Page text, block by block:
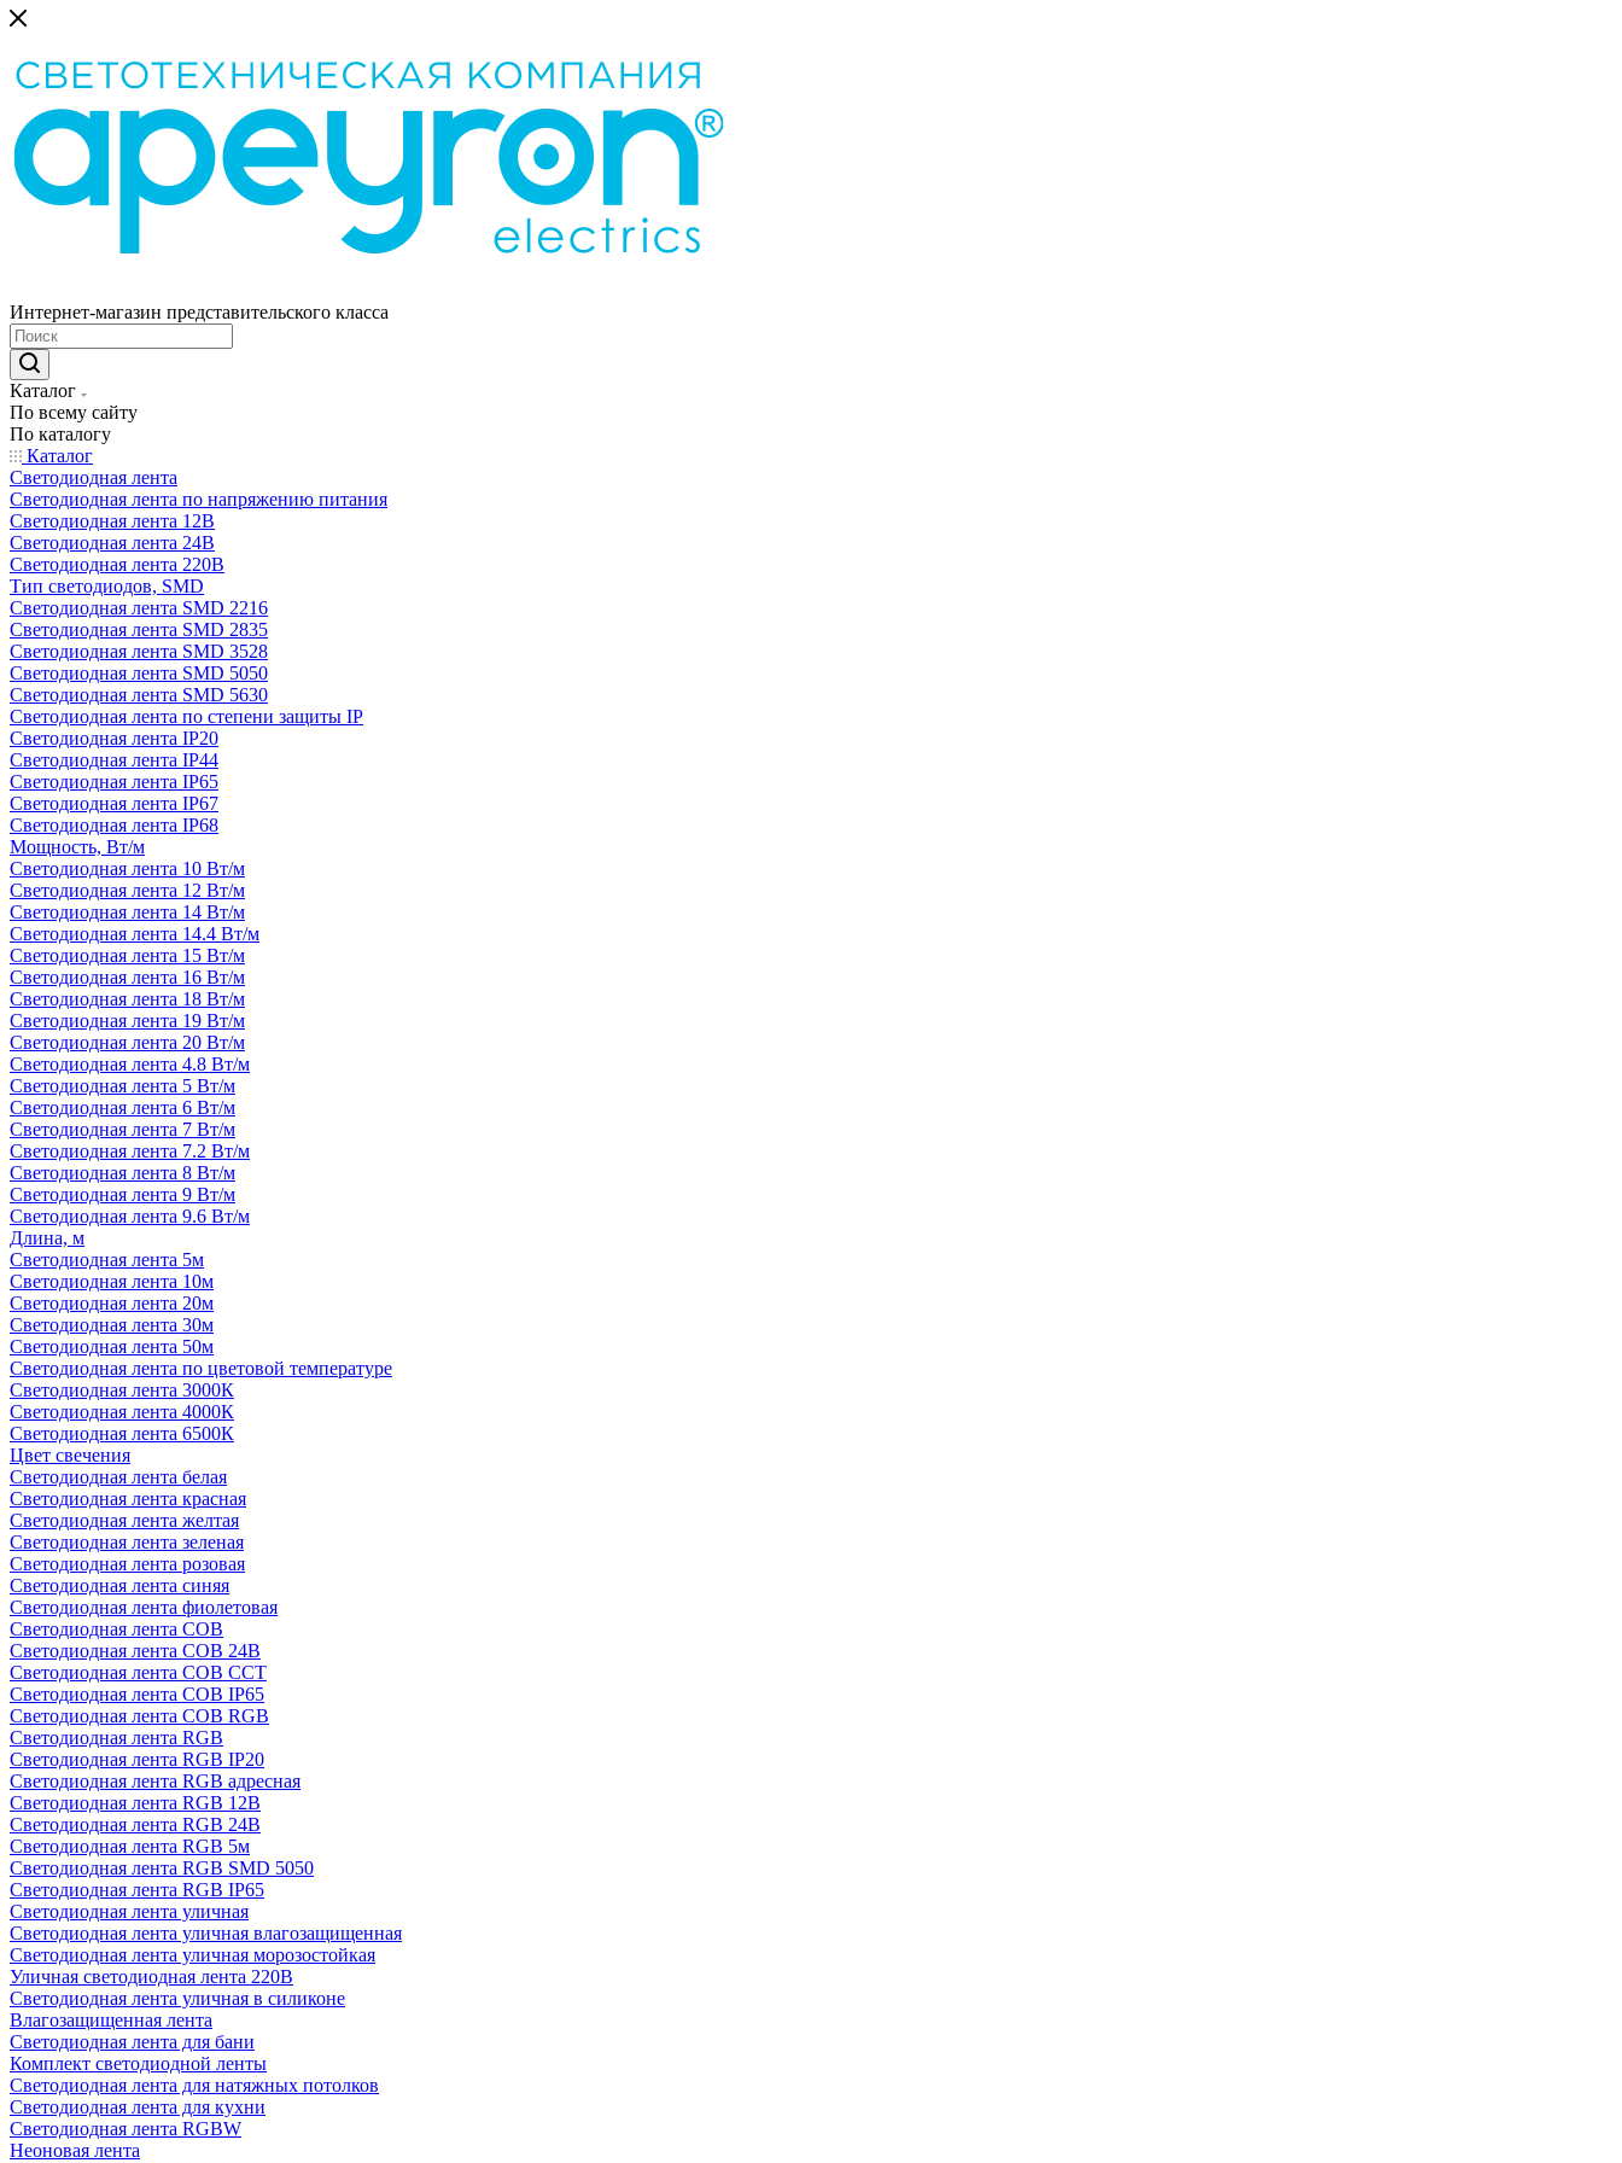
Интернет-магазин представительского класса
Каталог
По всему сайту
По каталогу
Каталог
Светодиодная лента
Светодиодная лента по напряжению питания
Светодиодная лента 12В
Светодиодная лента 24В
Светодиодная лента 220В
Тип светодиодов, SMD
Cветодиодная лента SMD 2216
Светодиодная лента SMD 2835
Светодиодная лента SMD 3528
Светодиодная лента SMD 5050
Светодиодная лента SMD 5630
Светодиодная лента по степени защиты IP
Светодиодная лента IP20
Светодиодная лента IP44
Светодиодная лента IP65
Светодиодная лента IP67
Светодиодная лента IP68
Мощность, Вт/м
Светодиодная лента 10 Вт/м
Светодиодная лента 12 Вт/м
Светодиодная лента 14 Вт/м
Светодиодная лента 14.4 Вт/м
Светодиодная лента 15 Вт/м
Светодиодная лента 16 Вт/м
Светодиодная лента 18 Вт/м
Светодиодная лента 19 Вт/м
Светодиодная лента 20 Вт/м
Светодиодная лента 4.8 Вт/м
Светодиодная лента 5 Вт/м
Светодиодная лента 6 Вт/м
Светодиодная лента 7 Вт/м
Светодиодная лента 7.2 Вт/м
Светодиодная лента 8 Вт/м
Светодиодная лента 9 Вт/м
Светодиодная лента 9.6 Вт/м
Длина, м
Светодиодная лента 5м
Светодиодная лента 10м
Светодиодная лента 20м
Светодиодная лента 30м
Светодиодная лента 50м
Светодиодная лента по цветовой температуре
Светодиодная лента 3000К
Светодиодная лента 4000К
Светодиодная лента 6500К
Цвет свечения
Светодиодная лента белая
Светодиодная лента красная
Светодиодная лента желтая
Светодиодная лента зеленая
Светодиодная лента розовая
Светодиодная лента синяя
Светодиодная лента фиолетовая
Светодиодная лента COB
Светодиодная лента COB 24В
Светодиодная лента COB CCT
Светодиодная лента COB IP65
Светодиодная лента COB RGB
Светодиодная лента RGB
Светодиодная лента RGB IP20
Светодиодная лента RGB адресная
Светодиодная лента RGB 12В
Светодиодная лента RGB 24В
Светодиодная лента RGB 5м
Светодиодная лента RGB SMD 5050
Светодиодная лента RGB IP65
Светодиодная лента уличная
Светодиодная лента уличная влагозащищенная
Светодиодная лента уличная морозостойкая
Уличная светодиодная лента 220В
Светодиодная лента уличная в силиконе
Влагозащищенная лента
Светодиодная лента для бани
Комплект светодиодной ленты
Светодиодная лента для натяжных потолков
Светодиодная лента для кухни
Светодиодная лента RGBW
Неоновая лента